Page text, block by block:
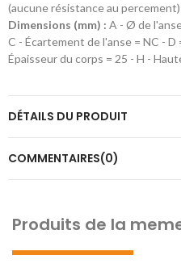
(aucune résistance au percement)
Dimensions (mm) : A - Ø de
C - Écartement de l'anse = NC - D
Épaisseur du corps = 25 - H -
DÉTAILS DU PRODUIT
COMMENTAIRES(0)
Produits de la